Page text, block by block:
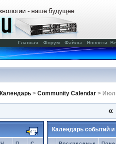
Главная Форум Файлы Новости
Календарь > Community Calendar >
«
Календарь событий